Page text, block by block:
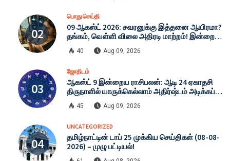
பொது செய்தி
09 ஆகஸ்ட் 2026: சவரனுக்கு இத்தனை ஆயிரமா?
தங்கம், வெள்ளி விலை அதிரடி மாற்றம்! இன்றைய
முழு நிலவரம்!
40 Aug 09, 2026
ஜோதிடம்
ஆகஸ்ட் 9 இன்றைய ராசிபலன்: ஆடி 24 ஏகாதசி
திருநாளில் யாருக்கெல்லாம் அதிர்ஷ்டம் அடிக்கப்
போகிறது?
45 Aug 09, 2026
UNCATEGORIZED
தமிழ்நாட்டின் டாப் 25 முக்கிய செய்திகள் (08-08-
2026) – முழு பட்டியல்!